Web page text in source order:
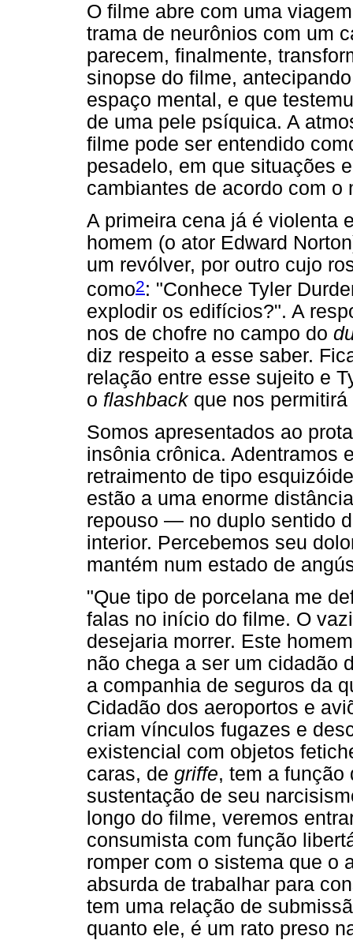
O filme abre com uma
trama de neurônios com um
parecem, finalmente,
sinopse do filme,
espaço mental, e que
de uma pele psíquica. A
filme pode ser entendido
pesadelo, em que situações
cambiantes de acordo com o
A primeira cena já é violenta
homem (o ator Edward
um revólver, por outro cujo
como2: "Conhece Tyler
explodir os edifícios?". A
nos de chofre no campo do
diz respeito a esse saber.
relação entre esse sujeito e
o flashbackque nos permitirá
Somos apresentados ao
insônia crônica. Adentramos
retraimento de tipo
estão a uma enorme
repouso — no duplo sentido
interior. Percebemos seu
mantém num estado de
"Que tipo de porcelana me
falas no início do filme. O
desejaria morrer. Este
não chega a ser um cidadão
a companhia de seguros da
Cidadão dos aeroportos e
criam vínculos fugazes e
existencial com objetos
caras, de griffe, tem a função
sustentação de seu
longo do filme, veremos
consumista com função
romper com o sistema que o
absurda de trabalhar para
tem uma relação de
quanto ele, é um rato preso